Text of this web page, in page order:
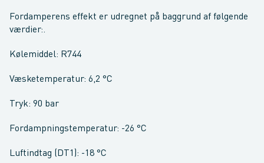
Fordamperens effekt er udregnet på baggrund af følgende
værdier:.
Kølemiddel: R744
Væsketemperatur: 6,2 °C
Tryk: 90 bar
Fordampningstemperatur: -26 °C
Luftindtag (DT1): -18 °C